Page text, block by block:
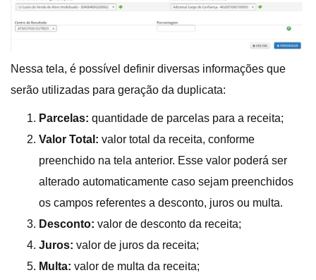
Nessa tela, é possível definir diversas informações que
serão utilizadas para geração da duplicata:
Parcelas: quantidade de parcelas para a receita;
Valor Total: valor total da receita, conforme
preenchido na tela anterior. Esse valor poderá ser
alterado automaticamente caso sejam preenchidos
os campos referentes a desconto, juros ou multa.
Desconto: valor de desconto da receita;
Juros: valor de juros da receita;
Multa: valor de multa da receita;